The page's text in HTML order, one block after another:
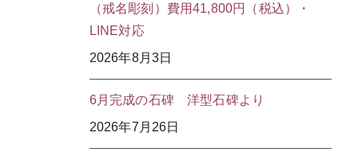
（戒名彫刻）費用41,800円（税込）・
LINE対応
2026年8月3日
6月完成の石碑 洋型石碑より
2026年7月26日